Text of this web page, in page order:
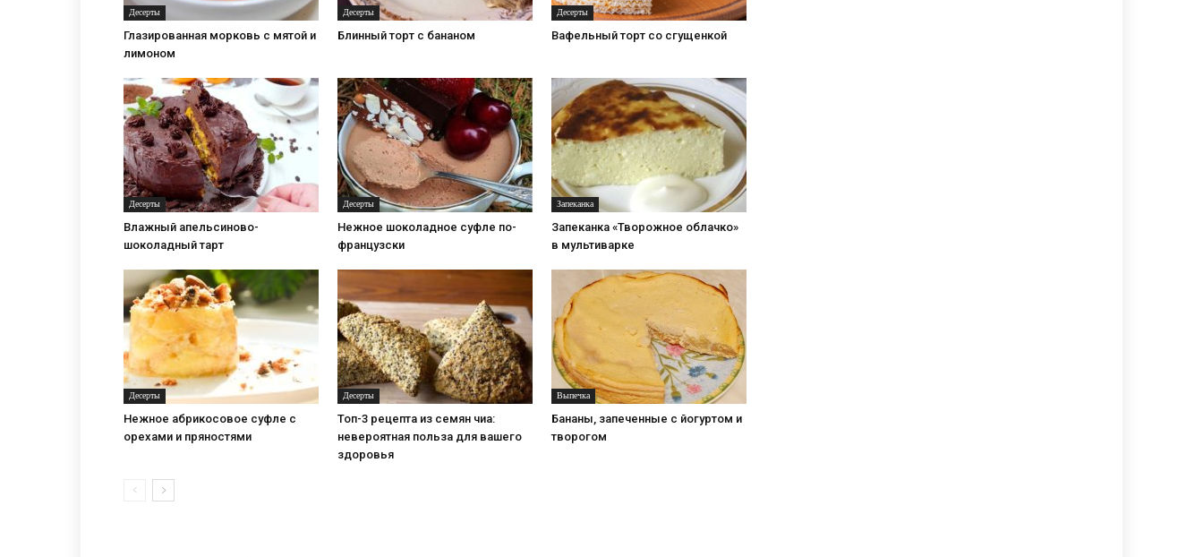
Десерты
Глазированная морковь с мятой и
лимоном
Десерты
Блинный торт с бананом
Десерты
Вафельный торт со сгущенкой
Десерты
Влажный апельсиново-
шоколадный тарт
Десерты
Нежное шоколадное суфле по-
французски
Запеканка
Запеканка «Творожное облачко»
в мультиварке
Десерты
Нежное абрикосовое суфле с
орехами и пряностями
Десерты
Топ-3 рецепта из семян чиа:
невероятная польза для вашего
здоровья
Выпечка
Бананы, запеченные с йогуртом и
творогом